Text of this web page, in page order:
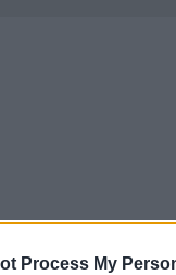
Process My